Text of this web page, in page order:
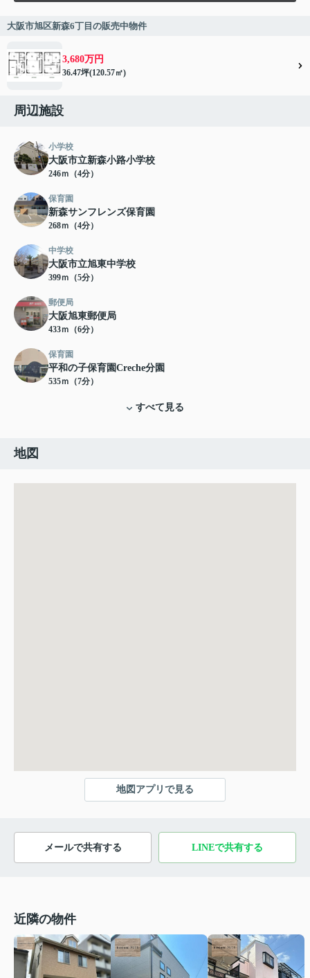
大阪市旭区新森6丁目の販売中物件
3,680万円
36.47坪(120.57㎡)
周辺施設
小学校
大阪市立新森小路小学校
246ｍ（4分）
保育園
新森サンフレンズ保育園
268ｍ（4分）
中学校
大阪市立旭東中学校
399ｍ（5分）
郵便局
大阪旭東郵便局
433ｍ（6分）
保育園
平和の子保育園Creche分園
535ｍ（7分）
すべて見る
地図
地図アプリで見る
メールで共有する LINEで共有する
近隣の物件